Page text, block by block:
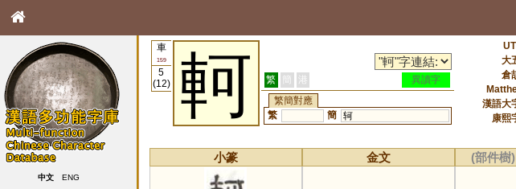
中文 ENG
車
159
5
(12)
軻 繁 簡 港
異讀字
繁簡對應
繁
簡 轲
大
倉
漢語大
康熙
小篆 金文 (部件樹)